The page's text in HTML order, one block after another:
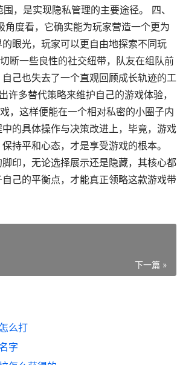
，是实现隐私管理的主要途径。 四、
度看，它确实能为玩家营造一个更为
眼光，玩家可以更自由地探索不同玩
断一些良性的社交纽带，队友在组队前
己也失去了一个直观回顾成长轨迹的工
多替代策略来维护自己的游戏体验，
，这样便能在一个相对私密的小圈子内
的具体操作与决策改进上，毕竟，游戏
持平和心态，才是享受游戏的根本。
印，无论选择展示还是隐藏，其核心都
己的平衡点，才能真正领略这款游戏带
下一篇 »
么打
字